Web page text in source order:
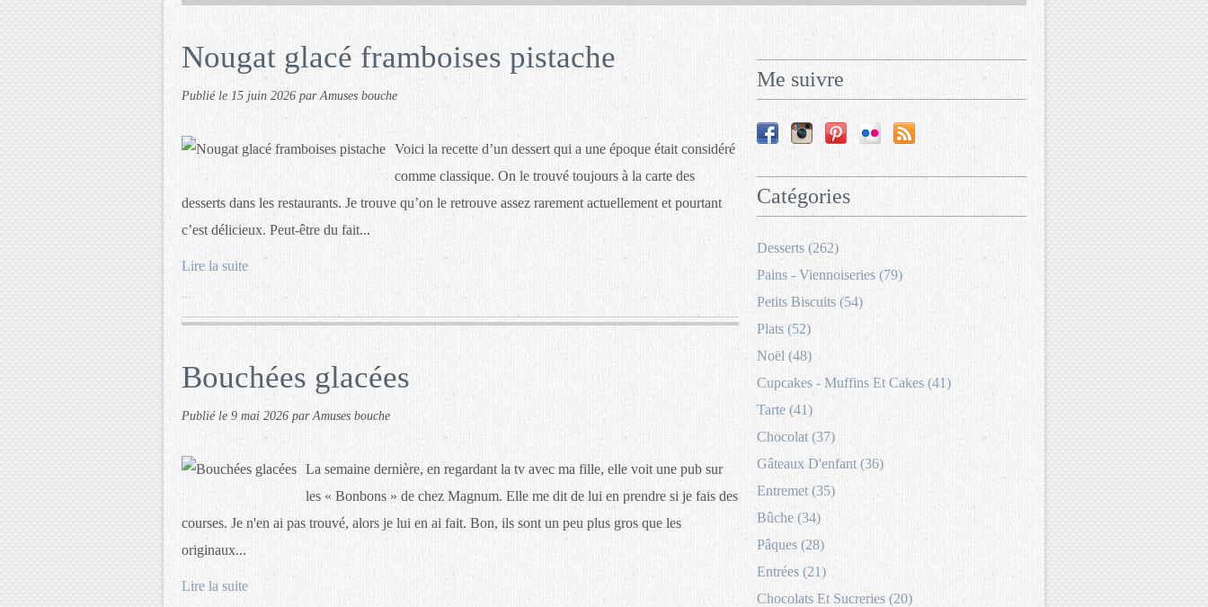
Nougat glacé framboises pistache
Publié le 15 juin 2026 par Amuses bouche
Voici la recette d’un dessert qui a une époque était considéré
comme classique. On le trouvé toujours à la carte des
desserts dans les restaurants. Je trouve qu’on le retrouve assez rarement actuellement et pourtant
c’est délicieux. Peut-être du fait...
Lire la suite
Bouchées glacées
Publié le 9 mai 2026 par Amuses bouche
La semaine dernière, en regardant la tv avec ma fille, elle voit une pub sur
les « Bonbons » de chez Magnum. Elle me dit de lui en prendre si je fais des
courses. Je n'en ai pas trouvé, alors je lui en ai fait. Bon, ils sont un peu plus gros que les
originaux...
Lire la suite
Me suivre
Catégories
Desserts (262)
Pains - Viennoiseries (79)
Petits Biscuits (54)
Plats (52)
Noël (48)
Cupcakes - Muffins Et Cakes (41)
Tarte (41)
Chocolat (37)
Gâteaux D'enfant (36)
Entremet (35)
Bûche (34)
Pâques (28)
Entrées (21)
Chocolats Et Sucreries (20)